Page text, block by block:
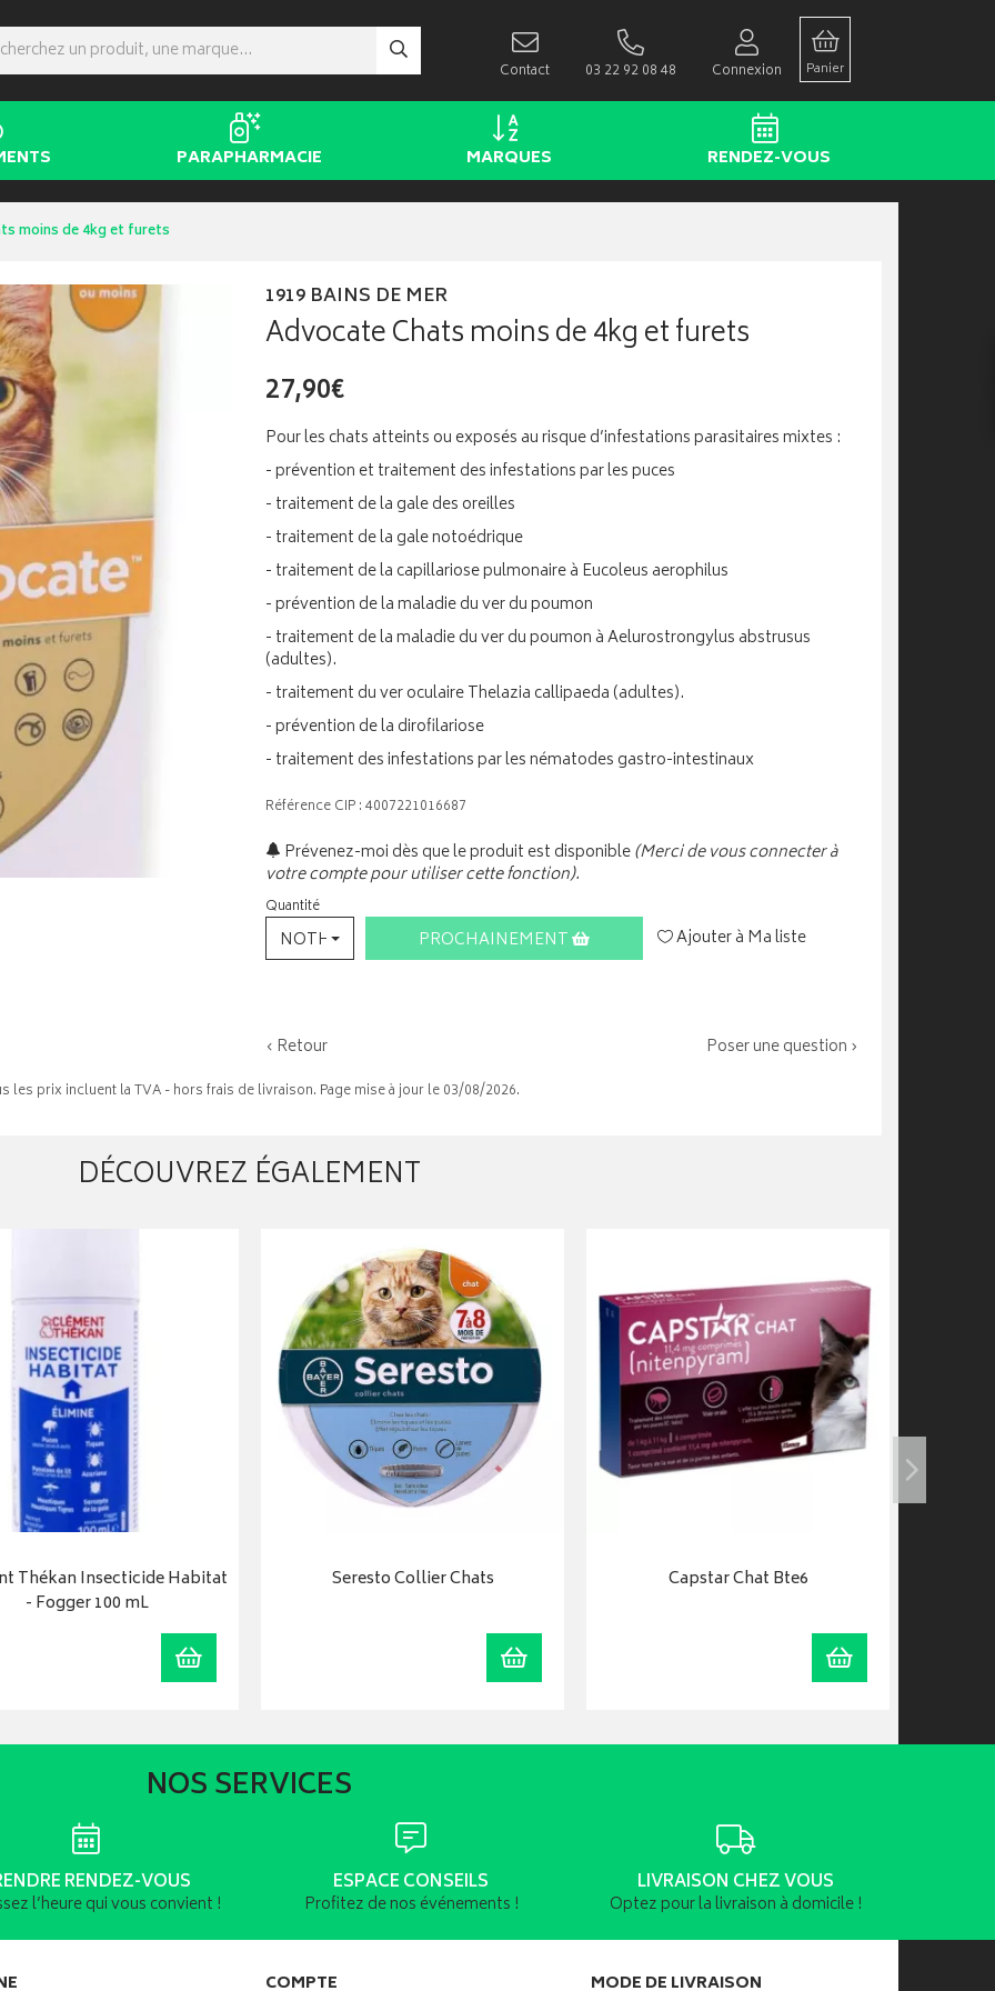
Contact 03 22 92 08 48 Connexion Panier
PARAPHARMACIE MARQUES RENDEZ-VOUS
moins de 4kg et furets
1919 BAINS DE MER
Advocate Chats moins de 4kg et furets
27,90€
Pour les chats atteints ou exposés au risque d’infestations parasitaires mixtes :
- prévention et traitement des infestations par les puces
- traitement de la gale des oreilles
- traitement de la gale notoédrique
- traitement de la capillariose pulmonaire à Eucoleus aerophilus
- prévention de la maladie du ver du poumon
- traitement de la maladie du ver du poumon à Aelurostrongylus abstrusus
(adultes).
- traitement du ver oculaire Thelazia callipaeda (adultes).
- prévention de la dirofilariose
- traitement des infestations par les nématodes gastro-intestinaux
Référence CIP : 4007221016687
Prévenez-moi dès que le produit est disponible(Merci de vous connecter à
votre compte pour utiliser cette fonction).
Quantité
NOTHING SELECTEDPROCHAINEMENT Ajouter à Ma liste
‹ Retour Poser une question ›
les prix incluent la TVA - hors frais de livraison. Page mise à jour le 03/08/2026.
DÉCOUVREZ ÉGALEMENT
Thékan Insecticide Habitat
- Fogger 100 mL
Ajouter au panier
Seresto Collier Chats
Ajouter au panier
Capstar Chat Bte6
Ajouter au panier
NOS SERVICES
RENDEZ-VOUS
l’heure qui vous convient !
ESPACE CONSEILS
Profitez de nos événements !
LIVRAISON CHEZ VOUS
Optez pour la livraison à domicile !
COMPTE MODE DE LIVRAISON